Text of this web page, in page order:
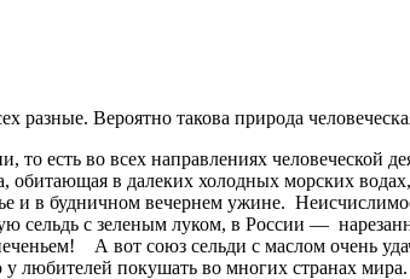
Вероятно такова природа
есть во всех направлениях человеческой
в далеких холодных морских
и в будничном вечернем ужине.
сельдь с зеленым луком, в России —
А вот союз сельди с маслом очень
любителей покушать во многих странах мира.